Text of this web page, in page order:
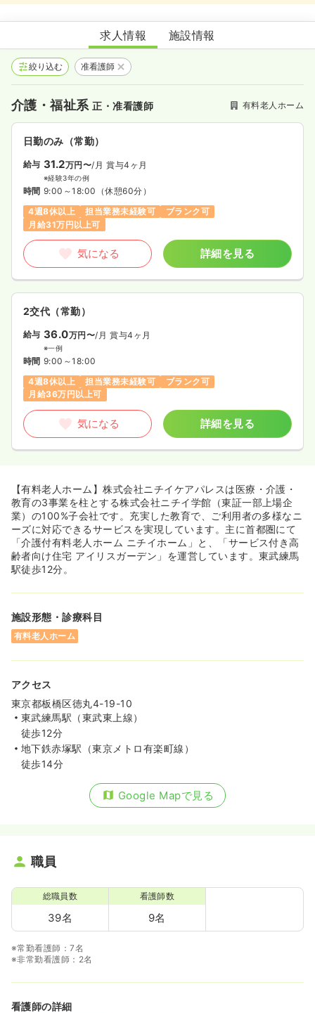
ニチイホーム板橋徳丸
求人情報 施設情報
絞り込む 准看護師
介護・福祉系正・准看護師 有料老人ホーム
日勤のみ（常勤）
給与 31.2万円〜/月 賞与4ヶ月
※経験3年の例
時間 9:00～18:00 （休憩60分）
4週8休以上
担当業務未経験可
ブランク可
月給31万円以上可
気になる 詳細を見る
2交代（常勤）
給与 36.0万円〜/月 賞与4ヶ月
※一例
時間 9:00～18:00
4週8休以上
担当業務未経験可
ブランク可
月給36万円以上可
気になる 詳細を見る
【有料老人ホーム】株式会社ニチイケアパレスは医療・介護・
教育の3事業を柱とする株式会社ニチイ学館（東証一部上場企
業）の100%子会社です。充実した教育で、ご利用者の多様なニ
ーズに対応できるサービスを実現しています。主に首都圏にて
「介護付有料老人ホーム ニチイホーム」と、「サービス付き高
齢者向け住宅 アイリスガーデン」を運営しています。東武練馬
駅徒歩12分。
施設形態・診療科目
有料老人ホーム
アクセス
東京都板橋区徳丸4-19-10
東武練馬駅（東武東上線）
徒歩12分
地下鉄赤塚駅（東京メトロ有楽町線）
徒歩14分
Google Mapで見る
職員
総職員数
39名
看護師数
9名
※常勤看護師：7名
※非常勤看護師：2名
看護師の詳細